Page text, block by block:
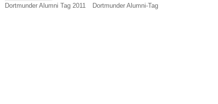
Dortmunder Alumni Tag 2011 Dortmunder Alumni-Tag